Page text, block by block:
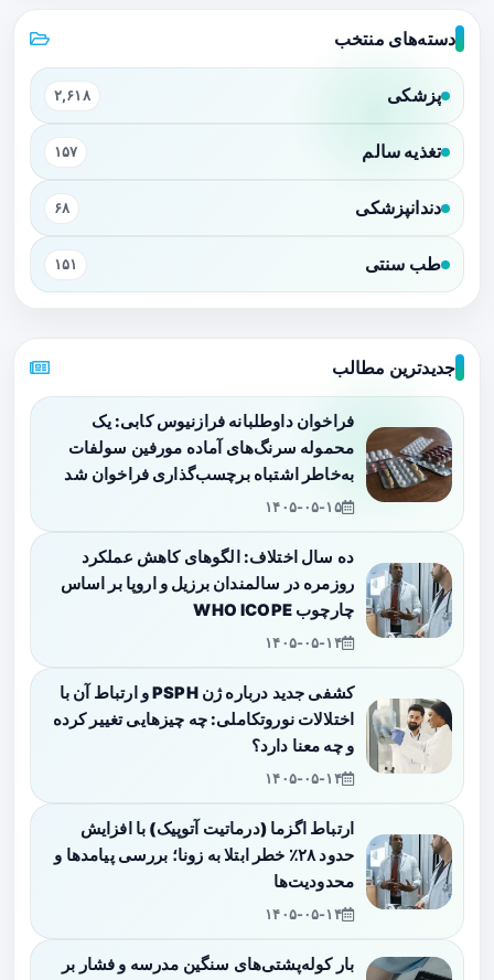
دسته‌های منتخب
پزشکی ۲,۶۱۸
تغذیه سالم ۱۵۷
دندانپزشکی ۶۸
طب سنتی ۱۵۱
جدیدترین مطالب
فراخوان داوطلبانه فرازنیوس کابی: یک
محموله سرنگ‌های آماده مورفین سولفات
به‌خاطر اشتباه برچسب‌گذاری فراخوان شد
۱۴۰۵-۰۵-۱۵
ده سال اختلاف: الگوهای کاهش عملکرد
روزمره در سالمندان برزیل و اروپا بر اساس
چارچوب WHO ICOPE
۱۴۰۵-۰۵-۱۴
کشفی جدید درباره ژن PSPH و ارتباط آن با
اختلالات نوروتکاملی: چه چیزهایی تغییر کرده
و چه معنا دارد؟
۱۴۰۵-۰۵-۱۴
ارتباط اگزما (درماتیت آتوپیک) با افزایش
حدود ۲۸٪ خطر ابتلا به زونا؛ بررسی پیامدها و
محدودیت‌ها
۱۴۰۵-۰۵-۱۴
بار کوله‌پشتی‌های سنگین مدرسه و فشار بر